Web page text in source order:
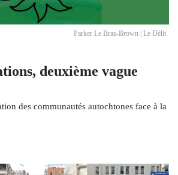
Parker Le Bras-Brown | Le Délit
deuxième vague
des communautés autochtones face à la